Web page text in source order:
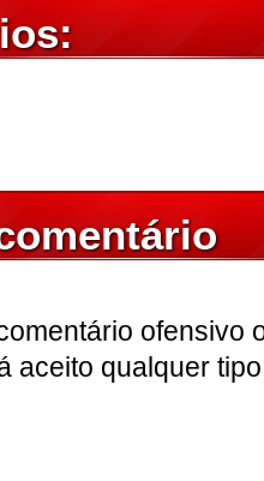
ofensivo
aceito qualquer